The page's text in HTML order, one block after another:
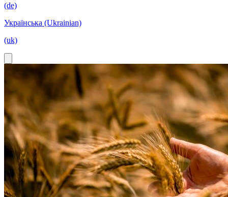
(de)
Українська (Ukrainian)
(uk)